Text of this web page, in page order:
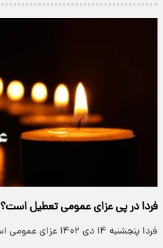
فردا در پی عزای عمومی تعطیل است؟
فردا پنجشنبه ۱۴ دی ۱۴۰۲ عزای عمومی است.